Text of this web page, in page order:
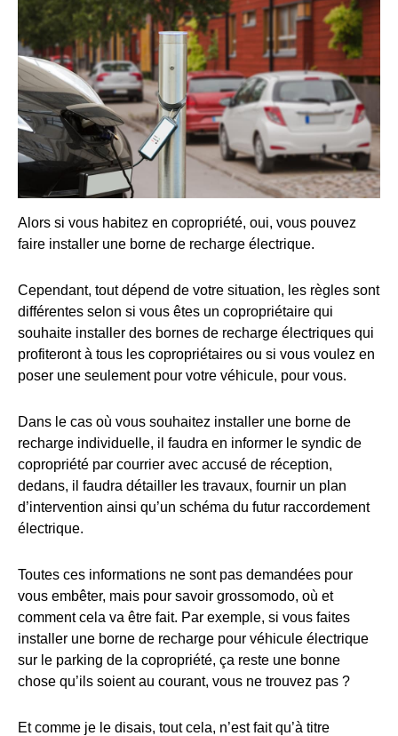
Alors si vous habitez en copropriété, oui, vous pouvez
faire installer une borne de recharge électrique.
Cependant, tout dépend de votre situation, les règles sont
différentes selon si vous êtes un copropriétaire qui
souhaite installer des bornes de recharge électriques qui
profiteront à tous les copropriétaires ou si vous voulez en
poser une seulement pour votre véhicule, pour vous.
Dans le cas où vous souhaitez installer une borne de
recharge individuelle, il faudra en informer le syndic de
copropriété par courrier avec accusé de réception,
dedans, il faudra détailler les travaux, fournir un plan
d’intervention ainsi qu’un schéma du futur raccordement
électrique.
Toutes ces informations ne sont pas demandées pour
vous embêter, mais pour savoir grossomodo, où et
comment cela va être fait. Par exemple, si vous faites
installer une borne de recharge pour véhicule électrique
sur le parking de la copropriété, ça reste une bonne
chose qu’ils soient au courant, vous ne trouvez pas ?
Et comme je le disais, tout cela, n’est fait qu’à titre